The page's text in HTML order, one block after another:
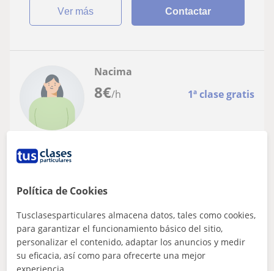
ver más Contactar
8€/h 1ª clase gratis
Nacima
Primaria: Clases de verano
Busco alumno de primaria que necesite
hacer deberes diarios, trabajos y estudiar.
Refuerzo
Soy Nanci y ofrezco clases particulares de repaso
general, adaptadas a las necesidades de cada
estudiante. Juntos superaremos cualquier dif...
Política de Cookies
Tusclasesparticulares almacena datos, tales como cookies,
para garantizar el funcionamiento básico del sitio,
personalizar el contenido, adaptar los anuncios y medir
su eficacia, así como para ofrecerte una mejor
experiencia.